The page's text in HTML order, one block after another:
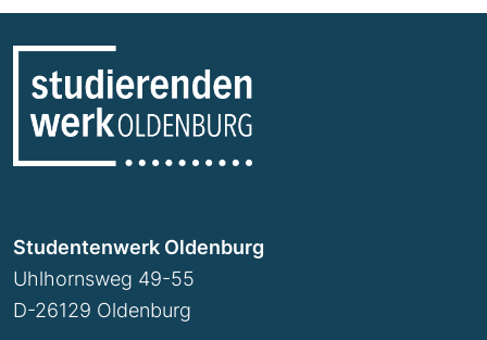
Studentenwerk Oldenburg
Uhlhornsweg 49-55
D-26129 Oldenburg